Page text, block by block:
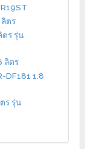
ตร
ตร รุ่น
ลิตร
DF181 1.8
ร รุ่น